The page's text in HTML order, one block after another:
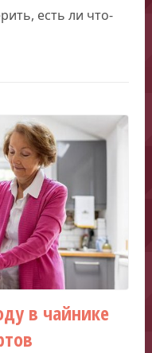
есть ли что-
в чайнике